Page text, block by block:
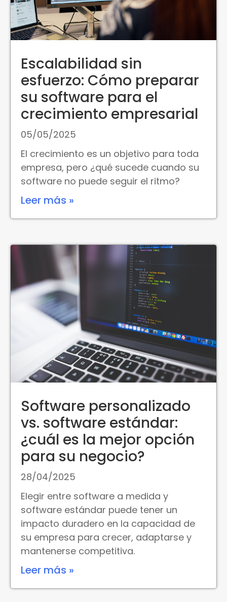
Escalabilidad sin
esfuerzo: Cómo preparar
su software para el
crecimiento empresarial
05/05/2025
El crecimiento es un objetivo para toda
empresa, pero ¿qué sucede cuando su
software no puede seguir el ritmo?
Leer más »
Software personalizado
vs. software estándar:
¿cuál es la mejor opción
para su negocio?
28/04/2025
Elegir entre software a medida y
software estándar puede tener un
impacto duradero en la capacidad de
su empresa para crecer, adaptarse y
mantenerse competitiva.
Leer más »